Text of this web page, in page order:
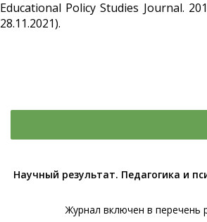
Educational Policy Studies Journal.
28.11.2021).
Научный результат. Педагогика и
Журнал включен в перечень